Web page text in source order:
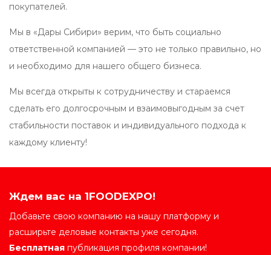
покупателей.
Мы в «Дары Сибири» верим, что быть социально
ответственной компанией — это не только правильно, но
и необходимо для нашего общего бизнеса.
Мы всегда открыты к сотрудничеству и стараемся
сделать его долгосрочным и взаимовыгодным за счет
стабильности поставок и индивидуального подхода к
каждому клиенту!
Ждем вас на 1FOODEXPO!
Добавьте свою компанию на нашу платформу и
расширьте деловые контакты уже сегодня.
Бесплатная публикация профиля компании!